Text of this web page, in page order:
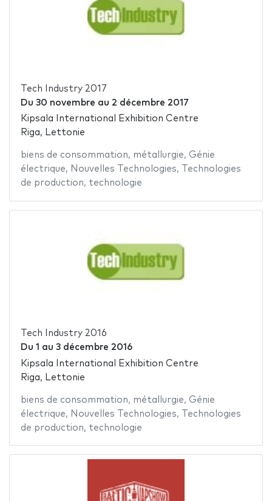
Tech Industry 2017
Du 30 novembre au 2 décembre 2017
Kipsala International Exhibition Centre
Riga, Lettonie
biens de consommation, métallurgie, Génie
électrique, Nouvelles Technologies,
Technologies
de production, technologie
Tech Industry 2016
Du 1 au 3 décembre 2016
Kipsala International Exhibition Centre
Riga, Lettonie
biens de consommation, métallurgie, Génie
électrique, Nouvelles Technologies,
Technologies
de production, technologie